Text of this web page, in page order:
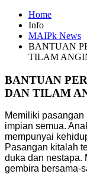
Home
Info
MAIPk News
BANTUAN
TILAM
BANTUAN
DAN TILAM
Memiliki
impian semua.
mempunyai
Pasangan kitalah
duka dan nestapa.
gembira bersama-